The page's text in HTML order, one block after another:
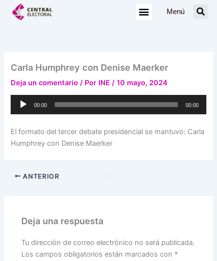
Menú
Carla Humphrey con Denise Maerker
Deja un comentario / Por INE/10 mayo, 2024
Reproductor
00:00 00:00
El formato del tercer debate presidencial se mantuvo: Carla
Humphrey con Denise Maerker
ANTERIOR
Deja una respuesta
Tu dirección de correo electrónico no será publicada.
Los campos obligatorios están marcados con *